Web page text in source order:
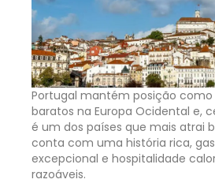
Portugal mantém posição
baratos na Europa Ocidental e,
é um dos países que mais atrai
conta com uma história rica,
excepcional e hospitalidade
razoáveis.